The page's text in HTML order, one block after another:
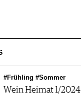
#Frühling #Sommer
Wein Heimat 1/2024